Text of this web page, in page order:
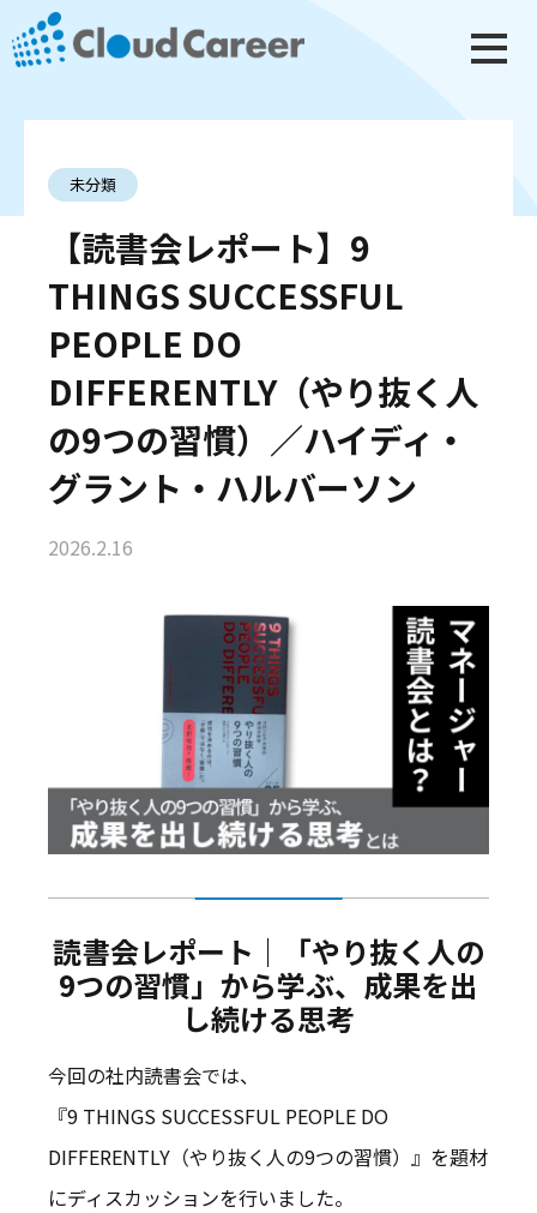
未分類
【読書会レポート】9
THINGS SUCCESSFUL
PEOPLE DO
DIFFERENTLY（やり抜く人
の9つの習慣）／ハイディ・
グラント・ハルバーソン
2026.2.16
読書会レポート｜「やり抜く人の
9つの習慣」から学ぶ、成果を出
し続ける思考
今回の社内読書会では、
『9 THINGS SUCCESSFUL PEOPLE DO
DIFFERENTLY（やり抜く人の9つの習慣）』を題材
にディスカッションを行いました。